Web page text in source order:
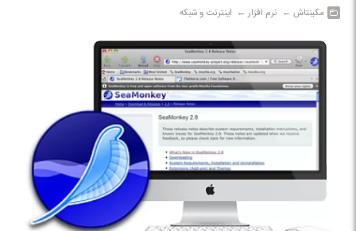
مکینتاش‎ ← ‏ نرم افزار‎ ← ‏ اینترنت و شبکه